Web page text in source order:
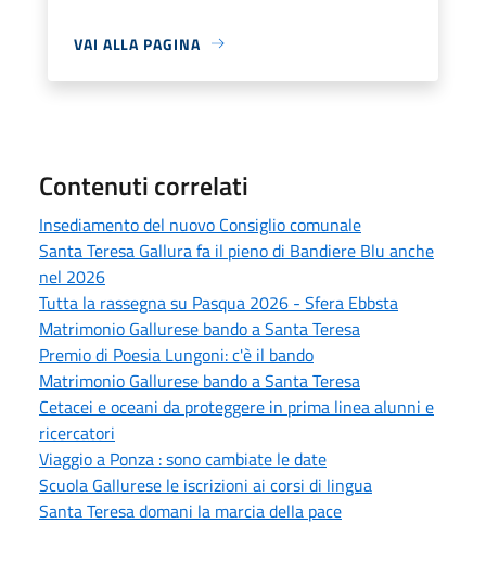
VAI ALLA PAGINA
Contenuti correlati
Insediamento del nuovo Consiglio comunale
Santa Teresa Gallura fa il pieno di Bandiere Blu anche
nel 2026
Tutta la rassegna su Pasqua 2026 - Sfera Ebbsta
Matrimonio Gallurese bando a Santa Teresa
Premio di Poesia Lungoni: c'è il bando
Matrimonio Gallurese bando a Santa Teresa
Cetacei e oceani da proteggere in prima linea alunni e
ricercatori
Viaggio a Ponza : sono cambiate le date
Scuola Gallurese le iscrizioni ai corsi di lingua
Santa Teresa domani la marcia della pace